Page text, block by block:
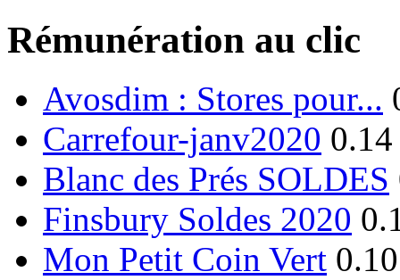
Rémunération au clic
Avosdim : Stores pour...
Carrefour-janv2020
Blanc des Prés SOLDES
Finsbury Soldes 2020
Mon Petit Coin Vert